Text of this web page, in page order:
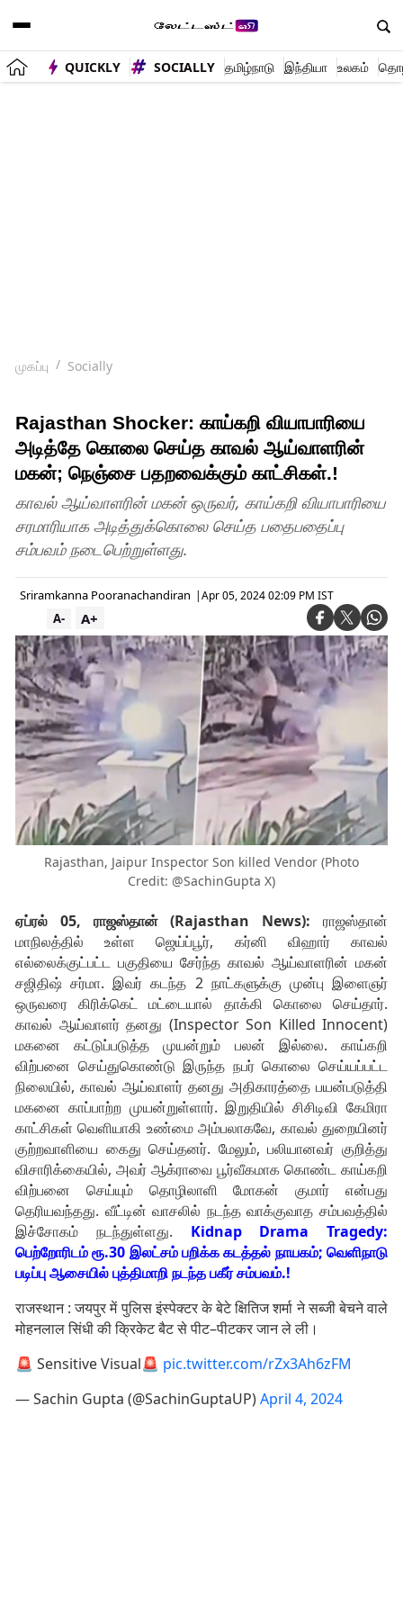
QUICKLY SOCIALLY தமிழ்நாடு இந்தியா உலகம்
முகப்பு Socially
Rajasthan Shocker: காய்கறி வியாபாரியை
அடித்தே கொலை செய்த காவல் ஆய்வாளரின்
மகன்; நெஞ்சை பதறவைக்கும் காட்சிகள்.!
காவல் ஆய்வாளரின் மகன் ஒருவர், காய்கறி வியாபாரியை
சரமாரியாக அடித்துக்கொலை செய்த பதைபதைப்பு
சம்பவம் நடைபெற்றுள்ளது.
Sriramkanna Pooranachandiran |Apr 05, 2024 02:09 PM IST
A+
A-
Rajasthan, Jaipur Inspector Son killed Vendor (Photo
Credit: @SachinGupta X)
ஏப்ரல் 05, ராஜஸ்தான் (Rajasthan News): ராஜஸ்தான்
மாநிலத்தில் உள்ள ஜெய்ப்பூர், கர்னி விஹார் காவல்
எல்லைக்குட்பட்ட பகுதியை சேர்ந்த காவல் ஆய்வாளரின் மகன்
சஜிதிஷ் சர்மா. இவர் கடந்த 2 நாட்களுக்கு முன்பு இளைஞர்
ஒருவரை கிரிக்கெட் மட்டையால் தாக்கி கொலை செய்தார்.
காவல் ஆய்வாளர் தனது (Inspector Son Killed Innocent)
மகனை கட்டுப்படுத்த முயன்றும் பலன் இல்லை. காய்கறி
விற்பனை செய்துகொண்டு இருந்த நபர் கொலை செய்யப்பட்ட
நிலையில், காவல் ஆய்வாளர் தனது அதிகாரத்தை பயன்படுத்தி
மகனை காப்பாற்ற முயன்றுள்ளார். இறுதியில் சிசிடிவி கேமிரா
காட்சிகள் வெளியாகி உண்மை அம்பலாகவே, காவல் துறையினர்
குற்றவாளியை கைது செய்தனர். மேலும், பலியானவர் குறித்து
விசாரிக்கையில், அவர் ஆக்ராவை பூர்வீகமாக கொண்ட காய்கறி
விற்பனை செய்யும் தொழிலாளி மோகன் குமார் என்பது
தெரியவந்தது. வீட்டின் வாசலில் நடந்த வாக்குவாத சம்பவத்தில்
இச்சோகம் நடந்துள்ளது. Kidnap Drama Tragedy:
பெற்றோரிடம் ரூ.30 இலட்சம் பறிக்க கடத்தல் நாயகம்; வெளிநாடு
படிப்பு ஆசையில் புத்திமாறி நடந்த பகீர் சம்பவம்.!
राजस्थान : जयपुर में पुलिस इंस्पेक्टर के बेटे क्षितिज शर्मा ने सब्जी बेचने वाले
मोहनलाल सिंधी की क्रिकेट बैट से पीट–पीटकर जान ले ली।
🚨 Sensitive Visual🚨 pic.twitter.com/rZx3Ah6zFM
— Sachin Gupta (@SachinGuptaUP)April 4, 2024